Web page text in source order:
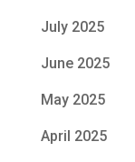
July 2025
June 2025
May 2025
April 2025